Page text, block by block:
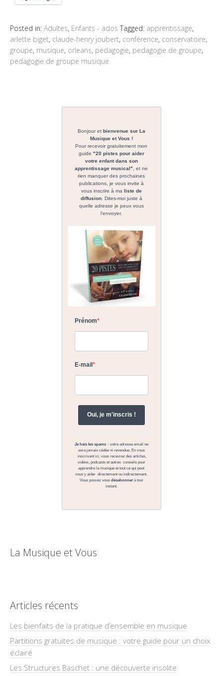
Posted in: Adultes, Enfants - ados Tagged: apprentissage,
arlette biget, claude-henry joubert, conférence, conservatoire,
groupe, musique, orleans, pédagogie, pedagogie de groupe,
pedagogie de groupe musique
La Musique et Vous
Articles récents
Les bienfaits de la pratique d’ensemble en musique
Partitions gratuites de musique : votre guide pour un choix
éclairé
Les Structures Baschet : une découverte insolite